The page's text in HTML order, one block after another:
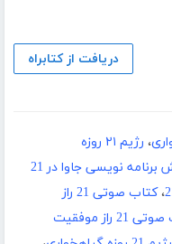
دریافت از کتابراه
،
رژیم ۲۱ روزه
آموزش برنامه نویسی جاوا در 21
،
کتاب صوتی 21 راز
کتاب صوتی 21 راز موفقیت